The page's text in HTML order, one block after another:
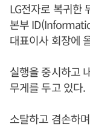
LG전자로 복귀한
본부
대표이사 회장에
실행을 중시하고
무게를 두고 있다.
소탈하고 겸손하